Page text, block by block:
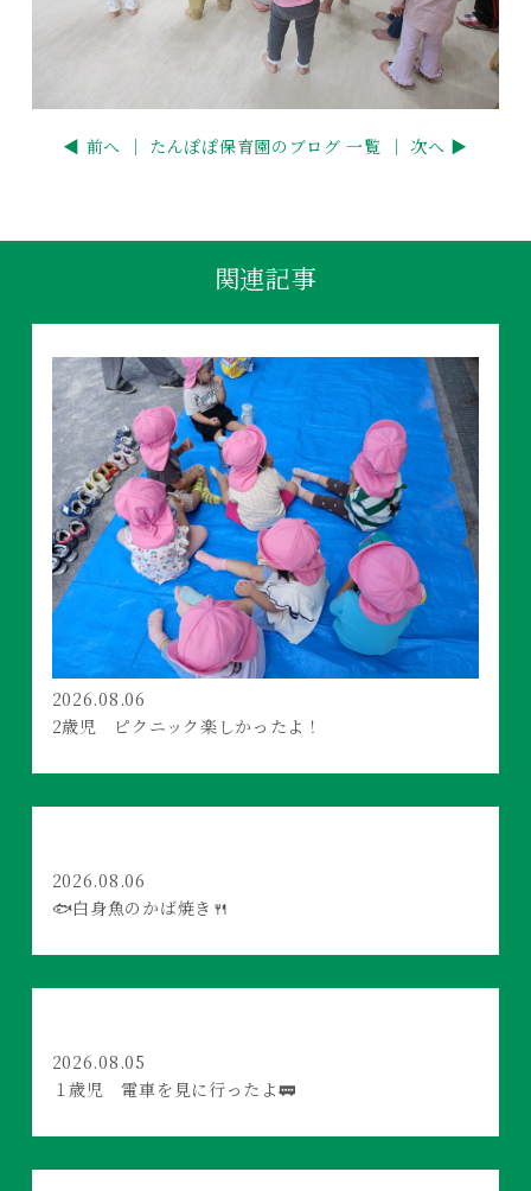
◀ 前へ ｜ たんぽぽ保育園のブログ 一覧 ｜ 次へ ▶
関連記事
2026.08.06
2歳児 ピクニック楽しかったよ！
2026.08.06
🐟白身魚のかば焼き🍴
2026.08.05
１歳児 電車を見に行ったよ🚃